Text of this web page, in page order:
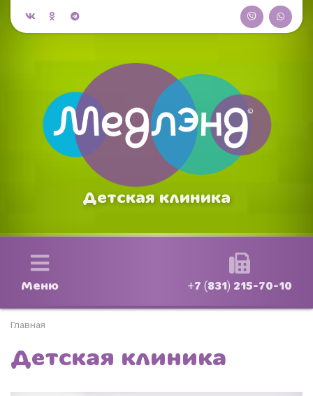
Детская клиника
Меню +7 (831) 215-70-10
Главная
Детская клиника